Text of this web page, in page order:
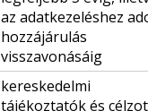
az adatkezeléshez
hozzájárulás
visszavonásáig
kereskedelmi
tájékoztatók és